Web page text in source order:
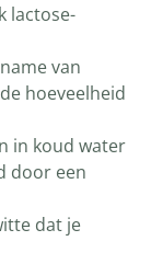
lactose-
van
hoeveelheid
in koud water
door een
dat je